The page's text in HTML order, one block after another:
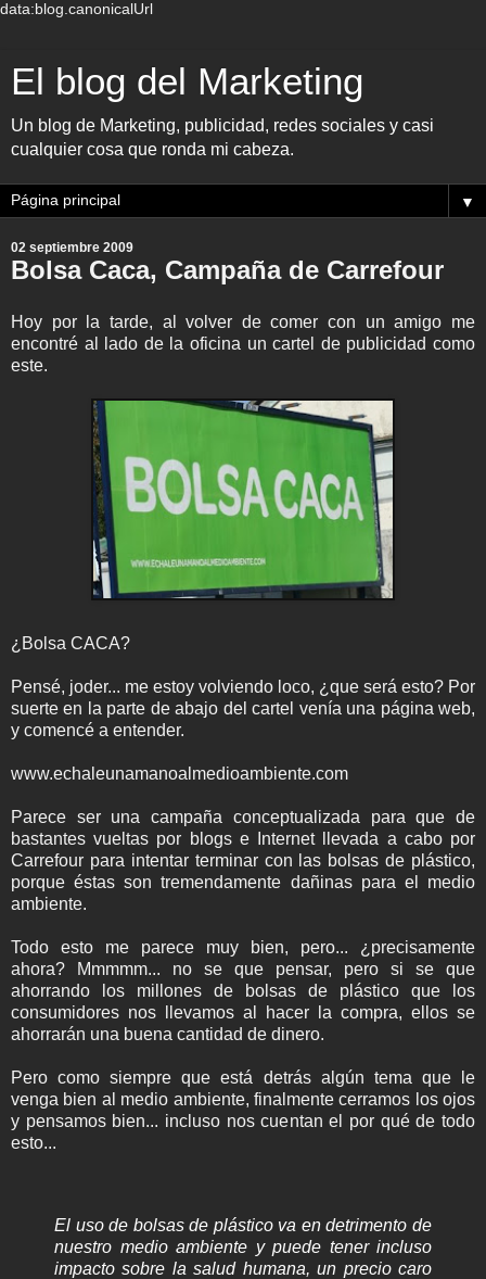
data:blog.canonicalUrl
El blog del Marketing
Un blog de Marketing, publicidad, redes sociales y casi
cualquier cosa que ronda mi cabeza.
▼
02 septiembre 2009
Bolsa Caca, Campaña de Carrefour
Hoy por la tarde, al volver de comer con un amigo me
encontré al lado de la oficina un cartel de publicidad como
este.
¿Bolsa CACA?
Pensé, joder... me estoy volviendo loco, ¿que será esto? Por
suerte en la parte de abajo del cartel venía una página web,
y comencé a entender.
www.echaleunamanoalmedioambiente.com
Parece ser una campaña conceptualizada para que de
bastantes vueltas por blogs e Internet llevada a cabo por
Carrefour para intentar terminar con las bolsas de plástico,
porque éstas son tremendamente dañinas para el medio
ambiente.
Todo esto me parece muy bien, pero... ¿precisamente
ahora? Mmmmm... no se que pensar, pero si se que
ahorrando los millones de bolsas de plástico que los
consumidores nos llevamos al hacer la compra, ellos se
ahorrarán una buena cantidad de dinero.
Pero como siempre que está detrás algún tema que le
venga bien al medio ambiente, finalmente cerramos los ojos
y pensamos bien... incluso nos cuentan el por qué de todo
esto...
El uso de bolsas de plástico va en detrimento de
nuestro medio ambiente y puede tener incluso
impacto sobre la salud humana, un precio caro